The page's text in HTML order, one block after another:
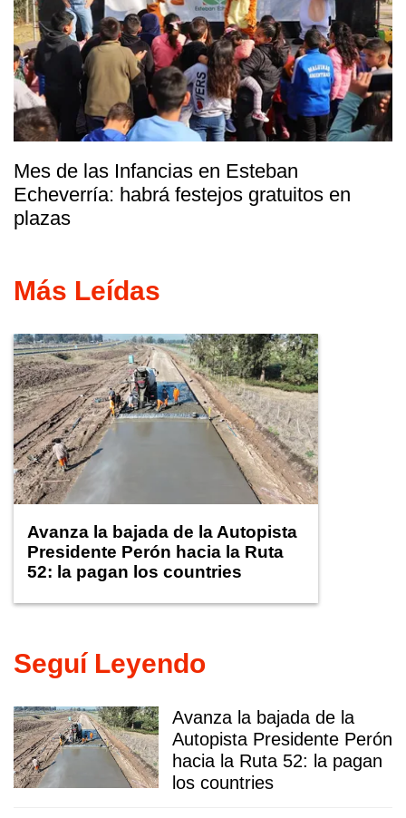
Mes de las Infancias en Esteban
Echeverría: habrá festejos gratuitos en
plazas
Más Leídas
Avanza la bajada de la Autopista
Presidente Perón hacia la Ruta
52: la pagan los countries
Seguí Leyendo
Avanza la bajada de la
Autopista Presidente Perón
hacia la Ruta 52: la pagan
los countries